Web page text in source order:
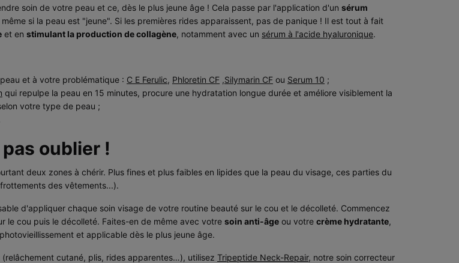
soin de votre peau et ce, dès le plus jeune âge ! Cela passe par l'application d'un sérum
même si la peau est "jeune". Si les premières rides apparaissent, pas de panique ! Il est tout à fait
et en stimulant la production de collagène, notamment avec un sérum à l'acide hyaluronique.
et à votre problématique : C E Ferulic, Phloretin CF ,Silymarin CF ou Serum 10 ;
qui repulpe la peau en 15 minutes, procure une hydratation longue durée et améliore visiblement la
votre type de peau ;
oublier !
deux zones à chérir. Plus fines et plus faibles en lipides que la peau du visage, ces parties du
des vêtements...).
d'appliquer chaque soin visage de votre routine beauté sur le cou et le décolleté. Commencez
le cou puis le décolleté. Faites-en de même avec votre soin anti-âge ou votre crème hydratante,
et applicable dès le plus jeune âge.
cutané, plis, rides apparentes…), utilisez Tripeptide Neck-Repair, notre soin correcteur